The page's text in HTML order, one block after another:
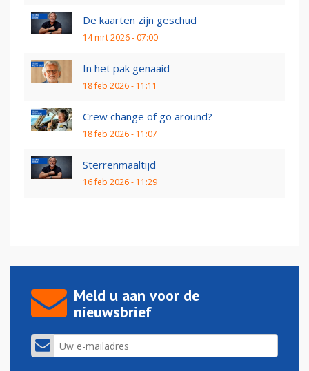
De kaarten zijn geschud
14 mrt 2026 - 07:00
In het pak genaaid
18 feb 2026 - 11:11
Crew change of go around?
18 feb 2026 - 11:07
Sterrenmaaltijd
16 feb 2026 - 11:29
Meld u aan voor de
nieuwsbrief